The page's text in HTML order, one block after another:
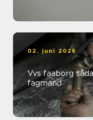
02. juni 2026
Vvs faaborg sådan vælger du den rigtige
fagmand